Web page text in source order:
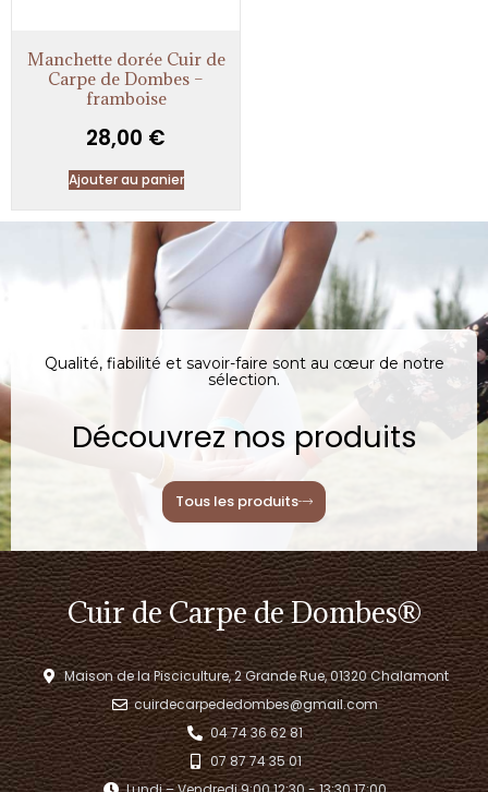
Manchette dorée Cuir de
Carpe de Dombes –
framboise
28,00 €
Ajouter au panier
Qualité, fiabilité et savoir-faire sont au cœur de notre
sélection.
Découvrez nos produits
Tous les produits
Cuir de Carpe de Dombes®
Maison de la Pisciculture, 2 Grande Rue, 01320 Chalamont
cuirdecarpededombes@gmail.com
04 74 36 62 81
07 87 74 35 01